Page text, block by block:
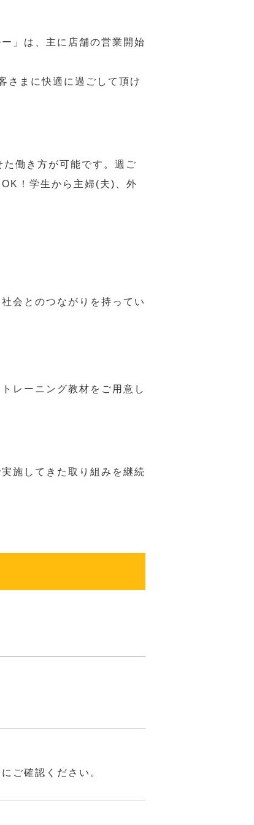
」は、主に店舗の営業開始
さまに快適に過ごして頂け
働き方が可能です。週ご
！学生から主婦(夫)、外
会とのつながりを持ってい
レーニング教材をご用意し
施してきた取り組みを継続
ご確認ください。